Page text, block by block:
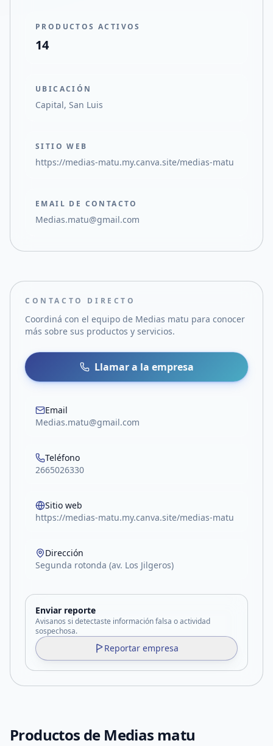
PRODUCTOS ACTIVOS
14
UBICACIÓN
Capital, San Luis
SITIO WEB
https://medias-matu.my.canva.site/medias-matu
EMAIL DE CONTACTO
Medias.matu@gmail.com
CONTACTO DIRECTO
Coordiná con el equipo de Medias matu para conocer
más sobre sus productos y servicios.
Llamar a la empresa
Email
Medias.matu@gmail.com
Teléfono
2665026330
Sitio web
https://medias-matu.my.canva.site/medias-matu
Dirección
Segunda rotonda (av. Los Jilgeros)
Enviar reporte
Avisanos si detectaste información falsa o actividad
sospechosa.
Reportar empresa
Productos de Medias matu